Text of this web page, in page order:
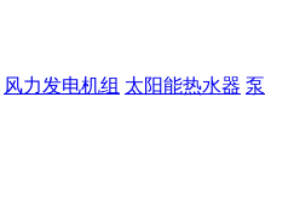
风力发电机组 太阳能热水器 泵